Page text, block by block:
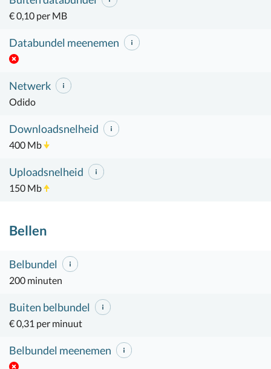
€ 0,10 per MB
Databundel meenemen
Netwerk
Odido
Downloadsnelheid
400 Mb
Uploadsnelheid
150 Mb
Bellen
Belbundel
200 minuten
Buiten belbundel
€ 0,31 per minuut
Belbundel meenemen